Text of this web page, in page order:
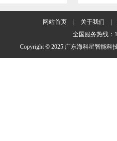
网站首页 关于我们
全国服务热线：
Copyright © 2025 广东海科星智能科